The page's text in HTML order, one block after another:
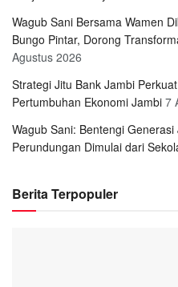
Wagub Sani Bersama Wamen
Bungo Pintar, Dorong
Agustus 2026
Strategi Jitu Bank Jambi
Pertumbuhan Ekonomi Jambi 7
Wagub Sani: Bentengi
Perundungan Dimulai dari
Berita Terpopuler